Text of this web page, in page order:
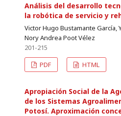
Análisis del desarrollo
la robótica de servicio y
Victor Hugo Bustamante García,
Nory Andrea Poot Vélez
201-215
PDF
HTML
Apropiación Social de la
de los Sistemas
Potosí. Aproximación